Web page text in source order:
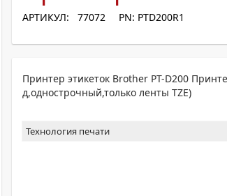
ОБОРУДОВАНИЯ
АРТИКУЛ: 77072 PN: PTD200R1
Принтер этикеток Brother PT-D200
д,однострочный,только ленты TZE)
Технология печати